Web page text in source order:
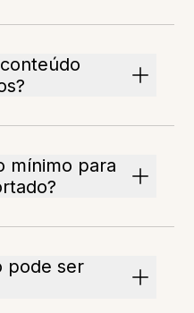
mínimo para
pode ser